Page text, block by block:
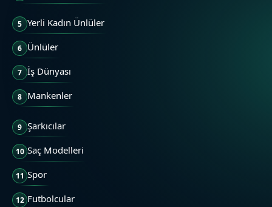
5 Yerli Kadın Ünlüler
6 Ünlüler
7 İş Dünyası
8 Mankenler
9 Şarkıcılar
10 Saç Modelleri
11 Spor
12 Futbolcular